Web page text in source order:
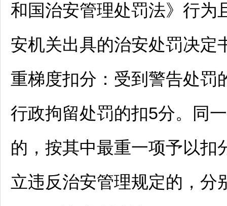
和国治安管理处罚法》行为
安机关出具的治安处罚决定
重梯度扣分：受到警告处罚
行政拘留处罚的扣5分。同
的，按其中最重一项予以扣
立违反治安管理规定的，分